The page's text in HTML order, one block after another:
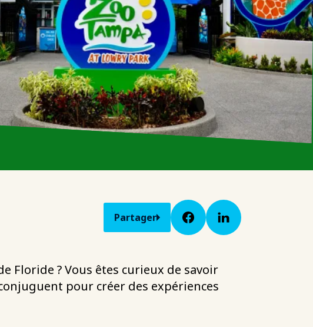
Partager
Floride ? Vous êtes curieux de savoir
pour créer des expériences